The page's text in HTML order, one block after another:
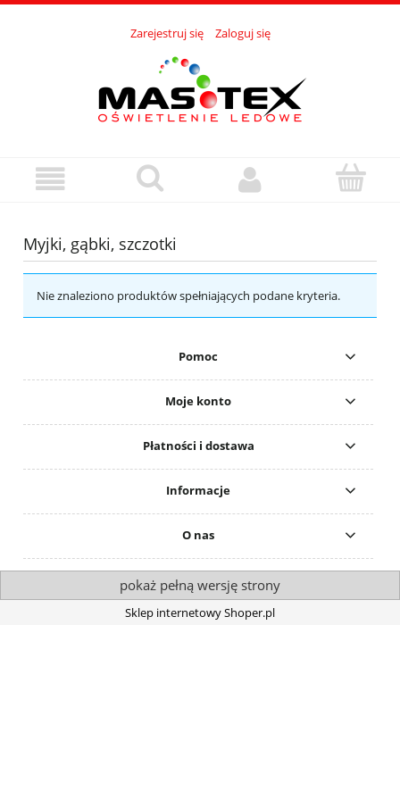
Zarejestruj się Zaloguj się
Myjki, gąbki, szczotki
Nie znaleziono produktów spełniających podane kryteria.
Pomoc
Moje konto
Płatności i dostawa
Informacje
O nas
pokaż pełną wersję strony
Sklep internetowy Shoper.pl